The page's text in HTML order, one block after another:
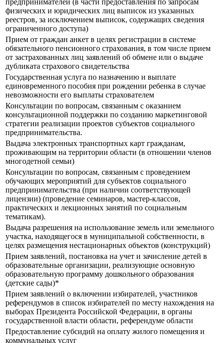
предпринимателей (в части предоставления по запросам
физических и юридических лиц выписок из указанных
реестров, за исключением выписок, содержащих сведения
ограниченного доступа)
Прием от граждан анкет в целях регистрации в системе
обязательного пенсионного страхования, в том числе прием
от застрахованных лиц заявлений об обмене или о выдаче
дубликата страхового свидетельства
Государственная услуга по назначению и выплате
единовременного пособия при рождении ребенка в случае
невозможности его выплаты страхователем
Консультации по вопросам, связанным с оказанием
консультационной поддержки по созданию маркетинговой
стратегии реализации проектов субъектов социального
предпринимательства.
Выдача электронных транспортных карт гражданам,
проживающим на территории области (в отношении членов
многодетной семьи)
Консультации по вопросам, связанным с проведением
обучающих мероприятий для субъектов социального
предпринимательства (при наличии соответствующей
лицензии) (проведение семинаров, мастер-классов,
практических и лекционных занятий по социальным
тематикам).
Выдача разрешения на использование земель или земельного
участка, находящегося в муниципальной собственности, в
целях размещения нестационарных объектов (конструкций)
Прием заявлений, постановка на учет и зачисление детей в
образовательные организации, реализующие основную
образовательную программу дошкольного образования
(детские сады)*
Прием заявлений о включении избирателей, участников
референдумов в список избирателей по месту нахождения на
выборах Президента Российской Федерации, в органы
государственной власти области, референдуме области
Предоставление субсидий на оплату жилого помещения и
коммунальных услуг